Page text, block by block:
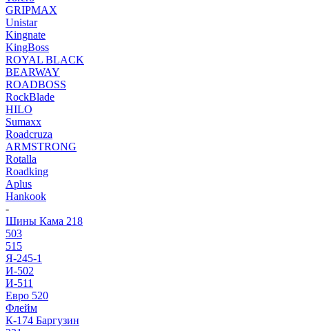
GRIPMAX
Unistar
Kingnate
KingBoss
ROYAL BLACK
BEARWAY
ROADBOSS
RockBlade
HILO
Sumaxx
Roadcruza
ARMSTRONG
Rotalla
Roadking
Aplus
Hankook
-
Шины Кама 218
503
515
Я-245-1
И-502
И-511
Евро 520
Флейм
К-174 Баргузин